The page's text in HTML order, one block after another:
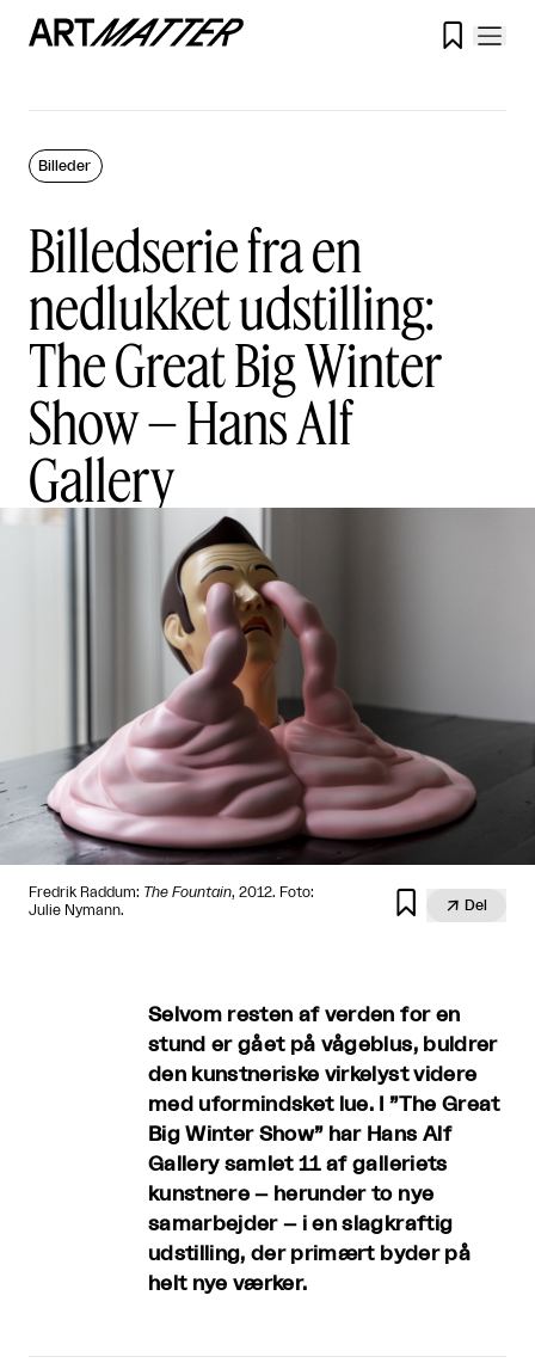

Billedserie fra en
nedlukket udstilling:
The Great Big Winter
Show – Hans Alf
Gallery
Billeder
Fredrik Raddum: The Fountain, 2012. Foto:
Julie Nymann.
  Del
Selvom resten af verden for en
stund er gået på vågeblus, buldrer
den kunstneriske virkelyst videre
med uformindsket lue. I ”The Great
Big Winter Show” har Hans Alf
Gallery samlet 11 af galleriets
kunstnere – herunder to nye
samarbejder – i en slagkraftig
udstilling, der primært byder på
helt nye værker.